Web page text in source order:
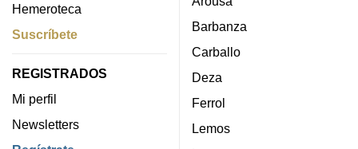
Hemeroteca
Suscríbete
REGISTRADOS
Mi perfil
Newsletters
Barbanza
Carballo
Deza
Ferrol
Lemos